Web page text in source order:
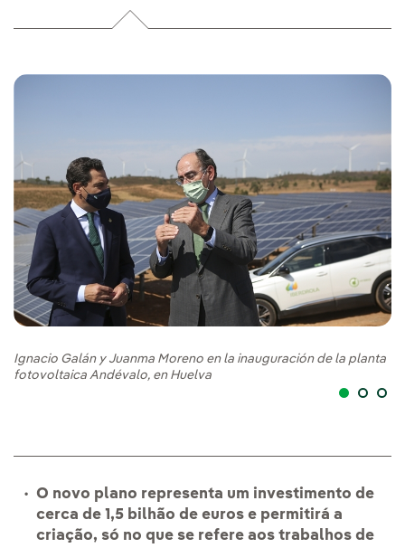
Ignacio Galán y Juanma Moreno en la inauguración de la planta
fotovoltaica Andévalo, en Huelva
O novo plano representa um investimento de
cerca de 1,5 bilhão de euros e permitirá a
criação, só no que se refere aos trabalhos de